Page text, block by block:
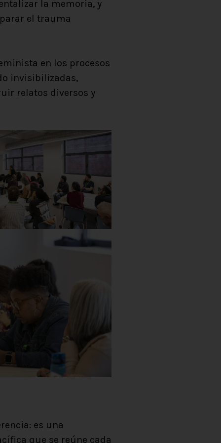
la memoria, y
el trauma
en los procesos
invisibilizadas,
relatos diversos y
es una
que se reúne cada